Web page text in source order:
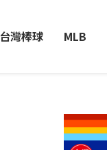
台灣棒球 MLB